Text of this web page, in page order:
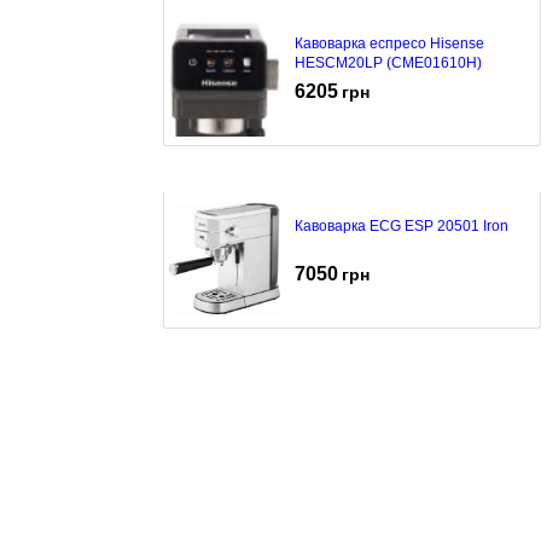
Кавоварка еспресо Hisense
HESCM20LP (CME01610H)
6205 грн
Кавоварка ECG ESP 20501 Iron
7050 грн